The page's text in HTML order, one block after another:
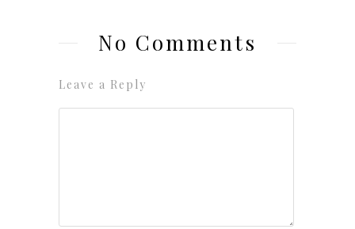
No Comments
Leave a Reply